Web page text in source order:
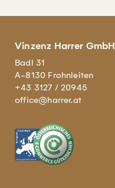
Vinzenz Harrer GmbH
Badl 31
A-8130 Frohnleiten
+43 3127 / 20945
office@harrer.at